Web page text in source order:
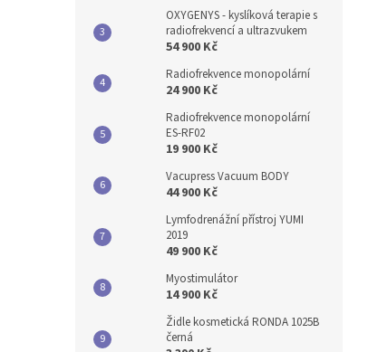
OXYGENYS - kyslíková terapie s
radiofrekvencí a ultrazvukem
54 900 Kč
Radiofrekvence monopolární
24 900 Kč
Radiofrekvence monopolární
ES-RF02
19 900 Kč
Vacupress Vacuum BODY
44 900 Kč
Lymfodrenážní přístroj YUMI
2019
49 900 Kč
Myostimulátor
14 900 Kč
Židle kosmetická RONDA 1025B
černá